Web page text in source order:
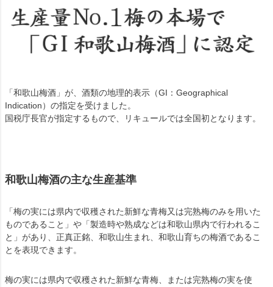
「和歌山梅酒」が、酒類の地理的表示（GI：Geographical
Indication）の指定を受けました。
国税庁長官が指定するもので、リキュールでは全国初となります。
和歌山梅酒の主な生産基準
「梅の実には県内で収穫された新鮮な青梅又は完熟梅のみを用いた
ものであること」や「製造時や熟成などは和歌山県内で行われるこ
と」があり、正真正銘、和歌山生まれ、和歌山育ちの梅酒であるこ
とを表現できます。
梅の実には県内で収穫された新鮮な青梅、または完熟梅の実を使